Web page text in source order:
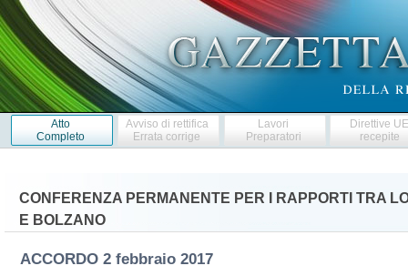
Atto
Completo
Avviso di rettifica
Errata corrige
Lavori
Preparatori
Direttive
recepite
CONFERENZA PERMANENTE PER I RAPPORTI TRA
E BOLZANO
ACCORDO 2 febbraio 2017